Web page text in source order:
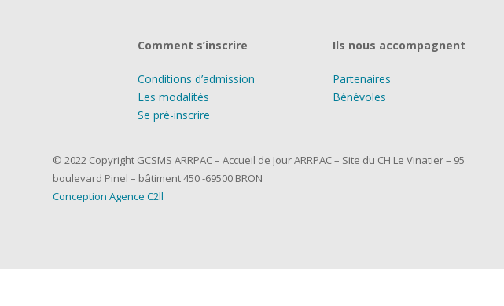
Comment s’inscrire
Conditions d’admission
Les modalités
Se pré-inscrire
Ils nous accompagnent
Partenaires
Bénévoles
© 2022 Copyright GCSMS ARRPAC – Accueil de Jour ARRPAC – Site du CH Le Vinatier – 95
boulevard Pinel – bâtiment 450 -69500 BRON
Conception Agence C2ll